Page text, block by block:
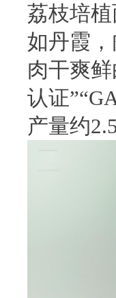
荔枝培
如丹霞
肉干爽
认证
产量约